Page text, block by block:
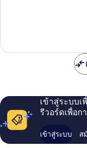
เข้าสู่ระบบ
รีวอร์ดเพื่อก
เข้าสู่ระบบ ส